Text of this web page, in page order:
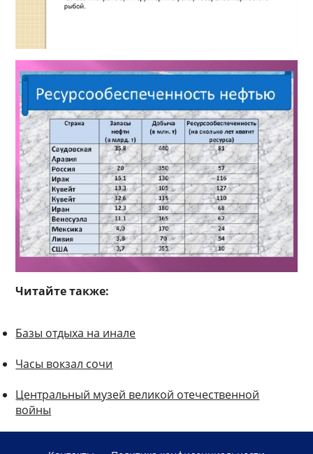
Читайте также:
Базы отдыха на инале
Часы вокзал сочи
Центральный музей великой отечественной
войны